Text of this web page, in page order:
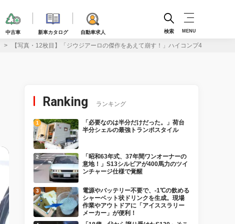
中古車 新車カタログ 自動車求人 検索 MENU
【写真・12枚目】「ジウジアーロの傑作をあえて崩す！」ハイコンプ4A-G搭載の
Ranking ランキング
「必要なのは半分だけだった。」荷台
半分シェルの最強トランポスタイル
「昭和63年式、37年間ワンオーナーの
意地！」S13シルビアが400馬力のツイ
ンチャージ仕様で覚醒
電源やバッテリー不要で、-1℃の飲める
シャーベット状ドリンクを生成。現場
作業やアウトドアに「アイススラリー
メーカー」が便利！